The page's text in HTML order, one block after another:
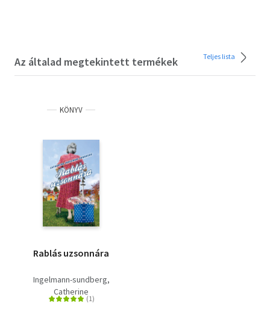
Az általad megtekintett termékek Teljes lista
KÖNYV
Rablás uzsonnára
Ingelmann-sundberg,
Catherine